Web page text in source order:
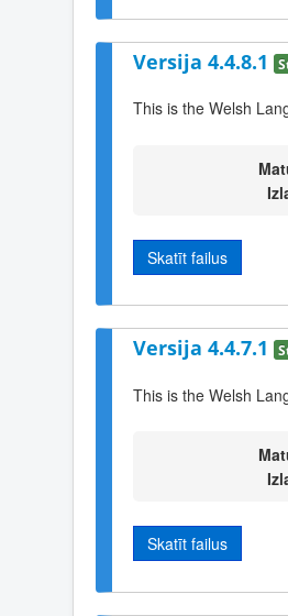
Versija 4.4.8.1
This is the Welsh
Skatīt failus
Versija 4.4.7.1
This is the Welsh
Skatīt failus